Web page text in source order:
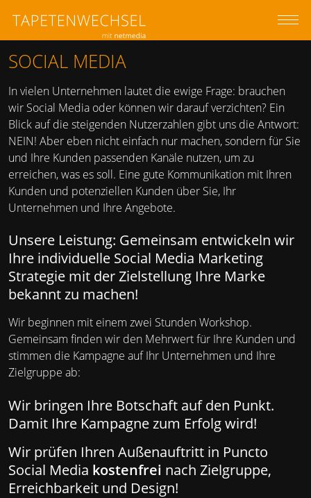
SOCIAL MEDIA
In vielen Unternehmen lautet die ewige Frage: brauchen
wir Social Media oder können wir darauf verzichten? Ein
Blick auf die steigenden Nutzerzahlen gibt uns die Antwort:
NEIN! Aber eben nicht einfach nur machen, sondern für Sie
und Ihre Kunden passenden Kanäle nutzen, um zu
erreichen, was es soll. Eine gute Kommunikation mit Ihren
Kunden und potenziellen Kunden über Sie, Ihr
Unternehmen und Ihre Angebote.
Unsere Leistung: Gemeinsam entwickeln wir
Ihre individuelle Social Media Marketing
Strategie mit der Zielstellung Ihre Marke
bekannt zu machen!
Wir beginnen mit einem zwei Stunden Workshop.
Gemeinsam finden wir den Mehrwert für Ihre Kunden und
stimmen die Kampagne auf Ihr Unternehmen und Ihre
Zielgruppe ab:
Wir bringen Ihre Botschaft auf den Punkt.
Damit Ihre Kampagne zum Erfolg wird!
Wir prüfen Ihren Außenauftritt in Puncto
Social Media kostenfrei nach Zielgruppe,
Erreichbarkeit und Design!